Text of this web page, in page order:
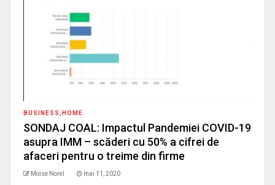
BUSINESS HOME
SONDAJ COAL: Impactul Pandemiei COVID-19
asupra IMM – scăderi cu 50% a cifrei de
afaceri pentru o treime din firme
Moise Norel mai 11, 2020